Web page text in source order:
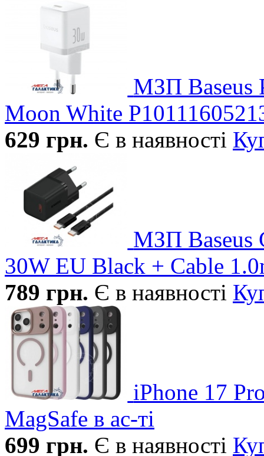
МЗП Baseus
Moon White
629 грн. Є в наявності
МЗП Baseus
30W EU Black + Cable
789 грн. Є в наявності
iPhone 17
MagSafe в ас-ті
699 грн. Є в наявності